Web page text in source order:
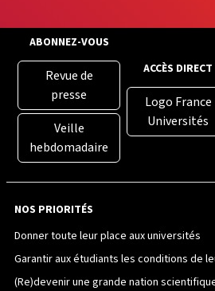
ABONNEZ-VOUS
Revue de
presse
Veille
hebdomadaire
ACCÈS DIRECT
Logo France
Universités
NOS PRIORITÉS
Donner toute leur place aux universités
Garantir aux étudiants les conditions de
(Re)devenir une grande nation